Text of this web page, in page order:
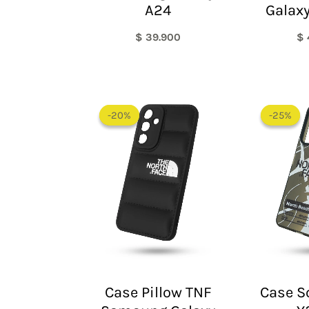
A24
$ 39.900 $
-20%
-20%
Case Pillow TNF
precio
original
era:
$ 60.000.
-25%
-25%
Case